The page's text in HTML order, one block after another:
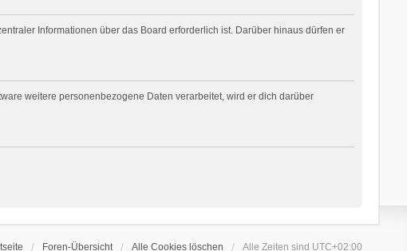
Informationen über das Board erforderlich ist. Darüber hinaus dürfen er
weitere personenbezogene Daten verarbeitet, wird er dich darüber
Foren-Übersicht Alle Cookies löschen Alle Zeiten sind UTC+02:00